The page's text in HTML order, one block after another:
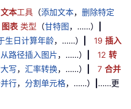
文本工具 （添加文本， 删除特定
图表类型 （甘特图 ，……）
生日计算年龄，……） 19 插入
从路径插入图片，……） 12 转
写， 汇率转换，……） 7 合并
行， 分割单元格，……）
……更